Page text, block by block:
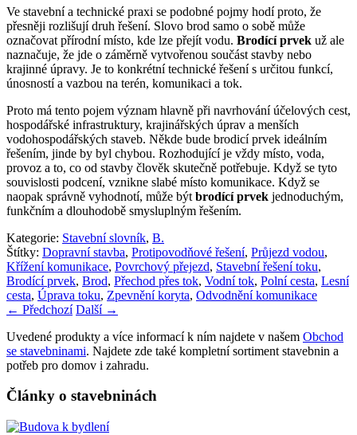
Ve stavební a technické praxi se podobné pojmy hodí proto, že
přesněji rozlišují druh řešení. Slovo brod samo o sobě může
označovat přírodní místo, kde lze přejít vodu. Brodící prvek už ale
naznačuje, že jde o záměrně vytvořenou součást stavby nebo
krajinné úpravy. Je to konkrétní technické řešení s určitou funkcí,
únosností a vazbou na terén, komunikaci a tok.
Proto má tento pojem význam hlavně při navrhování účelových cest,
hospodářské infrastruktury, krajinářských úprav a menších
vodohospodářských staveb. Někde bude brodicí prvek ideálním
řešením, jinde by byl chybou. Rozhodující je vždy místo, voda,
provoz a to, co od stavby člověk skutečně potřebuje. Když se tyto
souvislosti podcení, vznikne slabé místo komunikace. Když se
naopak správně vyhodnotí, může být brodící prvek jednoduchým,
funkčním a dlouhodobě smysluplným řešením.
Kategorie: Stavební slovník, B.
Štítky: Dopravní stavba, Protipovodňové řešení, Průjezd vodou,
Křížení komunikace, Povrchový přejezd, Stavební řešení toku,
Brodící prvek, Brod, Přechod přes tok, Vodní tok, Polní cesta, Lesní
cesta, Úprava toku, Zpevnění koryta, Odvodnění komunikace
← Předchozí Další →
Uvedené produkty a více informací k ním najdete v našem Obchod
se stavebninami. Najdete zde také kompletní sortiment stavebnin a
potřeb pro domov i zahradu.
Články o stavebninách